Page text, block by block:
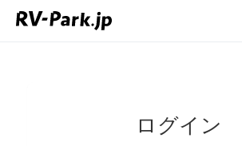
ログイン